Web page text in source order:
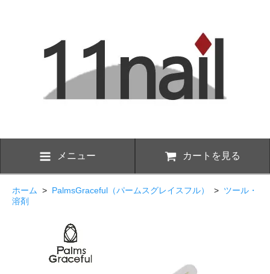
メニュー カートを見る
ホーム > PalmsGraceful（パームスグレイスフル） > ツール・
溶剤